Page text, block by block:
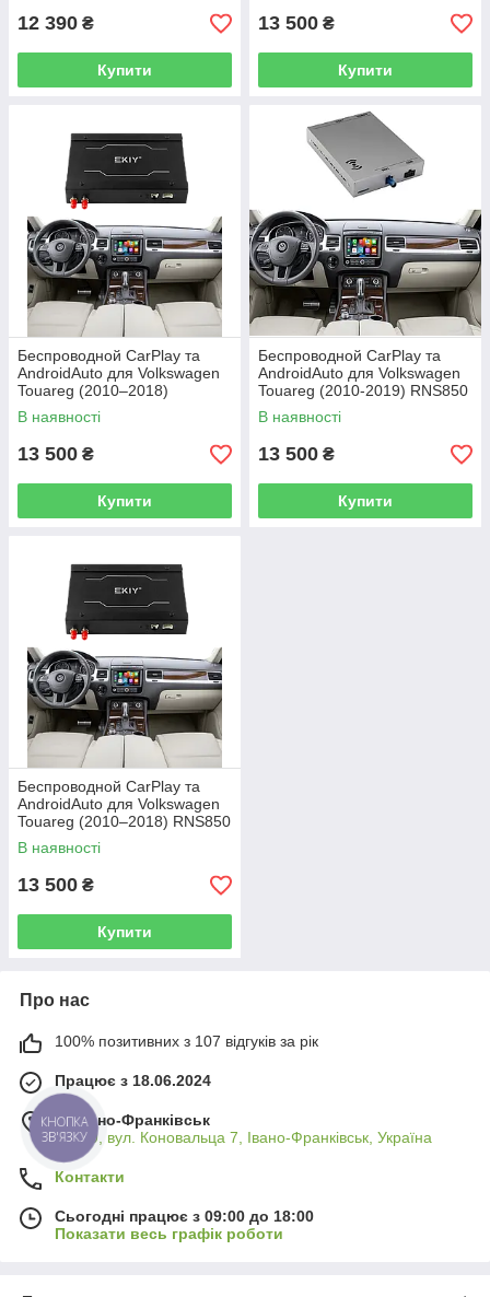
12 390 ₴
Купити
13 500 ₴
Купити
Беспроводной CarPlay та
AndroidAuto для Volkswagen
Touareg (2010–2018)
RNS850S
В наявності
13 500 ₴
Купити
Беспроводной CarPlay та
AndroidAuto для Volkswagen
Touareg (2010-2019) RNS850
В наявності
13 500 ₴
Купити
Беспроводной CarPlay та
AndroidAuto для Volkswagen
Touareg (2010–2018) RNS850
В наявності
13 500 ₴
Купити
Про нас
100% позитивних з 107 відгуків за рік
Працює з 18.06.2024
м. Івано-Франківськ
76009, вул. Коновальца 7, Івано-Франківськ, Україна
Контакти
Сьогодні працює з 09:00 до 18:00
Показати весь графік роботи
КНОПКА
ЗВ'ЯЗКУ